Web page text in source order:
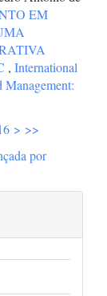
EM
, International
> >>
por